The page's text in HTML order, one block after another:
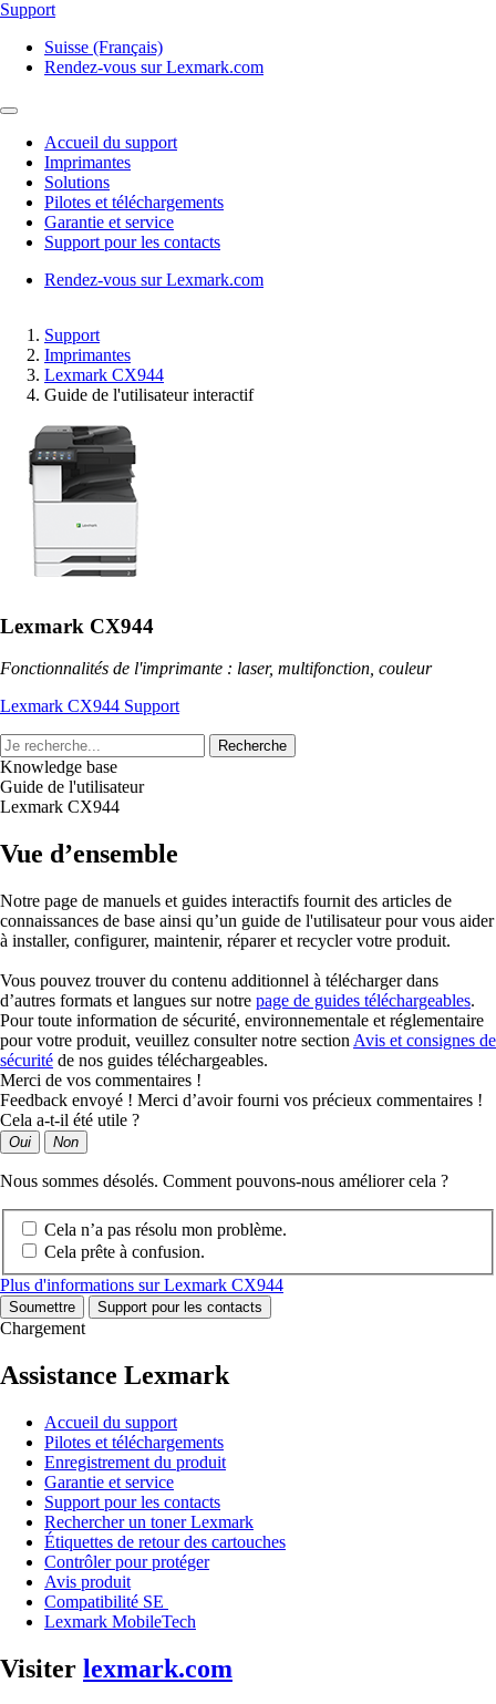
Support
Suisse (Français)
Rendez-vous sur Lexmark.com
Accueil du support
Imprimantes
Solutions
Pilotes et téléchargements
Garantie et service
Support pour les contacts
Rendez-vous sur Lexmark.com
Support
Imprimantes
Lexmark CX944
Guide de l'utilisateur interactif
Lexmark CX944
Fonctionnalités de l'imprimante : laser, multifonction, couleur
Lexmark CX944 Support
Recherche
Knowledge base
Guide de l'utilisateur
Lexmark CX944
Vue d’ensemble
Notre page de manuels et guides interactifs fournit des articles de
connaissances de base ainsi qu’un guide de l'utilisateur pour vous aider
à installer, configurer, maintenir, réparer et recycler votre produit.
Vous pouvez trouver du contenu additionnel à télécharger dans
d’autres formats et langues sur notre page de guides téléchargeables.
Pour toute information de sécurité, environnementale et réglementaire
pour votre produit, veuillez consulter notre section Avis et consignes de
sécurité de nos guides téléchargeables.
Merci de vos commentaires !
Feedback envoyé ! Merci d’avoir fourni vos précieux commentaires !
Cela a-t-il été utile ?
Oui Non
Nous sommes désolés. Comment pouvons-nous améliorer cela ?
Cela n’a pas résolu mon problème.
Cela prête à confusion.
Plus d'informations sur Lexmark CX944
Soumettre Support pour les contacts
Chargement
Assistance Lexmark
Accueil du support
Pilotes et téléchargements
Enregistrement du produit
Garantie et service
Support pour les contacts
Rechercher un toner Lexmark
Étiquettes de retour des cartouches
Contrôler pour protéger
Avis produit
Compatibilité SE
Lexmark MobileTech
Visiter lexmark.com